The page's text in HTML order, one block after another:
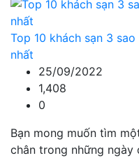
Top 10 khách sạn 3
nhất
25/09/2022
1,408
0
Bạn mong muốn tìm
chân trong những ngày